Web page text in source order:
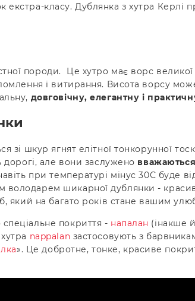
класу. Дублянка з хутра Керлі
породи. Це хутро має ворс
і витирання. Висота ворсу
довговічну, елегантну і
шкур ягнят елітної тонкорунної
дорогі, але вони заслужено
при температурі мінус 30С буде
шикарної дублянки -
який на багато років стане вашим
спеціальне покриття - напалан (інакше
nappalan застосовують з
». Це добротне, тонке, красиве